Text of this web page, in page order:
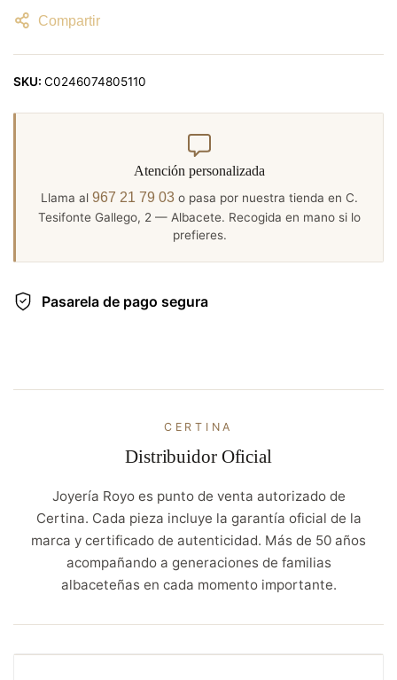
Compartir
SKU: C0246074805110
Atención personalizada
Llama al 967 21 79 03 o pasa por nuestra tienda en C.
Tesifonte Gallego, 2 — Albacete. Recogida en mano si lo
prefieres.
Pasarela de pago segura
CERTINA
Distribuidor Oficial
Joyería Royo es punto de venta autorizado de
Certina. Cada pieza incluye la garantía oficial de la
marca y certificado de autenticidad. Más de 50 años
acompañando a generaciones de familias
albaceteñas en cada momento importante.